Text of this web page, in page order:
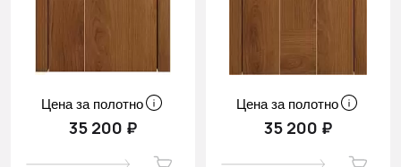
Цена за полотно
35 200 ₽
Цена за полотно
35 200 ₽